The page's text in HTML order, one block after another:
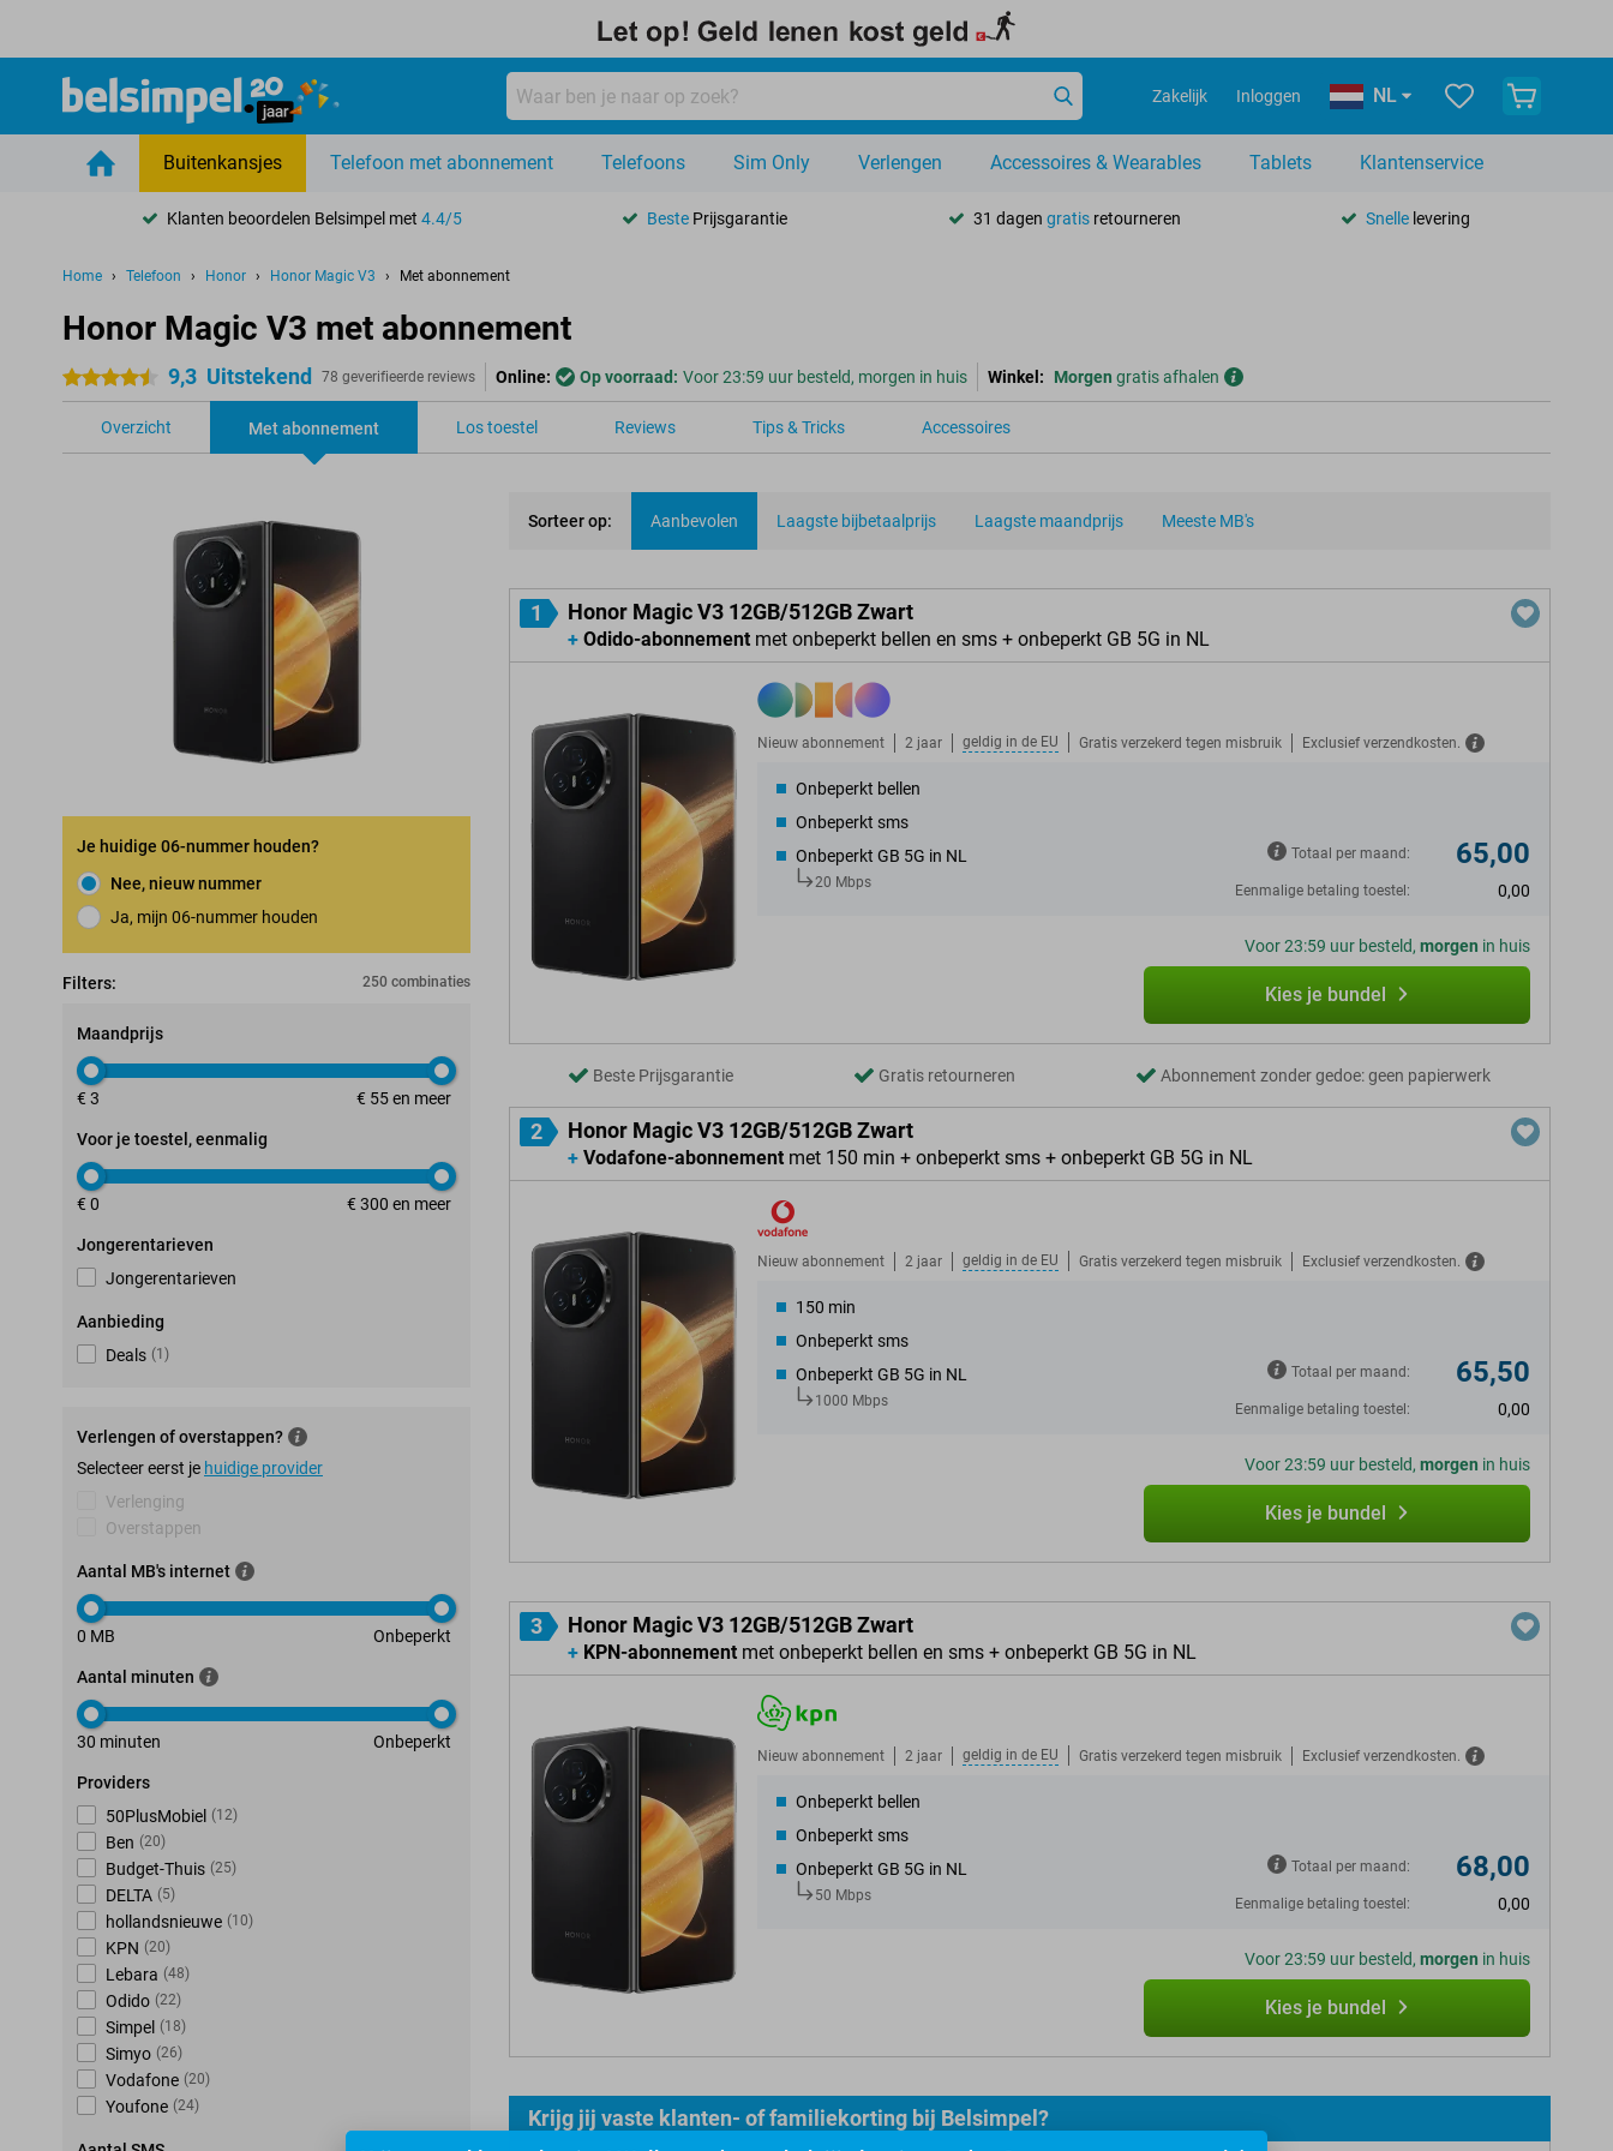
Zakelijk Inloggen NL
Buitenkansjes Telefoon met abonnement Telefoons Sim Only Verlengen Accessoires & Wearables Tablets Klantenservice
Klanten beoordelen Belsimpel met4.4/5 Beste Prijsgarantie 31 dagen gratisretourneren Snellelevering
Home Telefoon Honor Honor Magic V3 Met abonnement
Honor Magic V3 met abonnement
4.5 sterren 9,3 Uitstekend 78 geverifieerde reviews Online: Op voorraad: Voor 23:59 uur besteld, morgen in huis Winkel: Morgen gratis afhalen
Overzicht Met abonnement Los toestel Reviews Tips & Tricks Accessoires
Je huidige 06-nummer houden?
Nee, nieuw nummer
Ja, mijn 06-nummer houden
Nummerbehoudgarantie
Filters:
250 combinaties
Maandprijs
€ 3 € 55 en meer
Voor je toestel, eenmalig
€ 0 € 300 en meer
Jongerentarieven
Jongerentarieven
Aanbieding
Deals (1 )
Verlengen of overstappen?
Selecteer eerst je huidige provider
Verlenging
Overstappen
Aantal MB's internet
0 MB Onbeperkt
Aantal minuten
30 minuten Onbeperkt
Providers
50PlusMobiel (12)
Ben (20)
Budget-Thuis (25)
DELTA (5)
hollandsnieuwe (10)
KPN (20)
Lebara (48)
Odido (22)
Simpel (18)
Simyo (26)
Vodafone (20)
Youfone (24)
Sorteer op: Aanbevolen Laagste bijbetaalprijs Laagste maandprijs Meeste MB's
1 Honor Magic V3 12GB/512GB Zwart
+ Odido-abonnement met onbeperkt bellen en sms + onbeperkt GB 5G in NL
Nieuw abonnement 2 jaar geldig in de EU Gratis verzekerd tegen misbruik Exclusief verzendkosten.
Onbeperkt bellen
Onbeperkt sms
Onbeperkt GB 5G in NL
20 Mbps
Totaal per maand: 65,00
Eenmalige betaling toestel: 0,00
Voor 23:59 uur besteld, morgen in huis
Kies je bundel
Beste Prijsgarantie Gratis retourneren Abonnement zonder gedoe: geen papierwerk
2 Honor Magic V3 12GB/512GB Zwart
+ Vodafone-abonnement met 150 min + onbeperkt sms + onbeperkt GB 5G in NL
Nieuw abonnement 2 jaar geldig in de EU Gratis verzekerd tegen misbruik Exclusief verzendkosten.
150 min
Onbeperkt sms
Onbeperkt GB 5G in NL
1000 Mbps
Totaal per maand: 65,50
Eenmalige betaling toestel: 0,00
Voor 23:59 uur besteld, morgen in huis
Kies je bundel
3 Honor Magic V3 12GB/512GB Zwart
+ KPN-abonnement met onbeperkt bellen en sms + onbeperkt GB 5G in NL
Nieuw abonnement 2 jaar geldig in de EU Gratis verzekerd tegen misbruik Exclusief verzendkosten.
Onbeperkt bellen
Onbeperkt sms
Onbeperkt GB 5G in NL
50 Mbps
Totaal per maand: 68,00
Eenmalige betaling toestel: 0,00
Voor 23:59 uur besteld, morgen in huis
Kies je bundel
Krijg jij vaste klanten- of familiekorting bij Belsimpel?